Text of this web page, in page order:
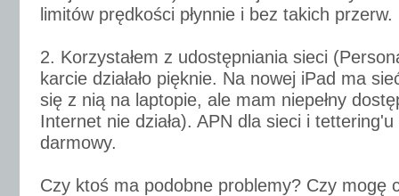
limitów prędkości płynnie i bez takich przerw.
2. Korzystałem z udostępniania sieci
karcie działało pięknie. Na nowej iPad ma
się z nią na laptopie, ale mam niepełny
Internet nie działa). APN dla sieci i
darmowy.
Czy ktoś ma podobne problemy? Czy mogę